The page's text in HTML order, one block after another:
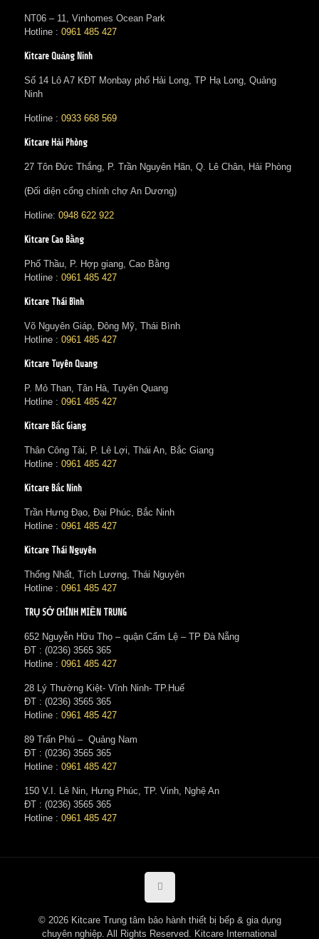
NT06 – 11, Vinhomes Ocean Park
Hotline : 0961 485 427
Kitcare Quảng Ninh
Số 14 Lô A7 KĐT Monbay phố Hải Long, TP Hạ Long, Quảng
Ninh
Hotline : 0933 668 569
Kitcare Hải Phòng
27 Tôn Đức Thắng, P. Trần Nguyên Hãn, Q. Lê Chân, Hải Phòng
(Đối diện cổng chính chợ An Dương)
Hotline: 0948 622 922
Kitcare Cao Bằng
Phố Thầu, P. Hợp giang, Cao Bằng
Hotline : 0961 485 427
Kitcare Thái Bình
Võ Nguyên Giáp, Đông Mỹ, Thái Bình
Hotline : 0961 485 427
Kitcare Tuyên Quang
P. Mỏ Than, Tân Hà, Tuyên Quang
Hotline : 0961 485 427
Kitcare Bắc Giang
Thân Công Tài, P. Lê Lợi, Thái An, Bắc Giang
Hotline : 0961 485 427
Kitcare Bắc Ninh
Trần Hưng Đạo, Đại Phúc, Bắc Ninh
Hotline : 0961 485 427
Kitcare Thái Nguyên
Thống Nhất, Tích Lương, Thái Nguyên
Hotline : 0961 485 427
TRỤ SỞ CHÍNH MIỀN TRUNG
652 Nguyễn Hữu Thọ – quận Cẩm Lệ – TP Đà Nẵng
ĐT : (0236) 3565 365‬
Hotline : 0961 485 427
28 Lý Thường Kiệt- Vĩnh Ninh- TP.Huế
ĐT : (0236) 3565 365‬
Hotline : 0961 485 427
89 Trấn Phú – Quảng Nam
ĐT : (0236) 3565 365‬
Hotline : 0961 485 427
150 V.I. Lê Nin, Hưng Phúc, TP. Vinh, Nghệ An
ĐT : (0236) 3565 365‬
Hotline : 0961 485 427
© 2026 Kitcare Trung tâm bảo hành thiết bị bếp & gia dụng
chuyên nghiệp. All Rights Reserved. Kitcare International